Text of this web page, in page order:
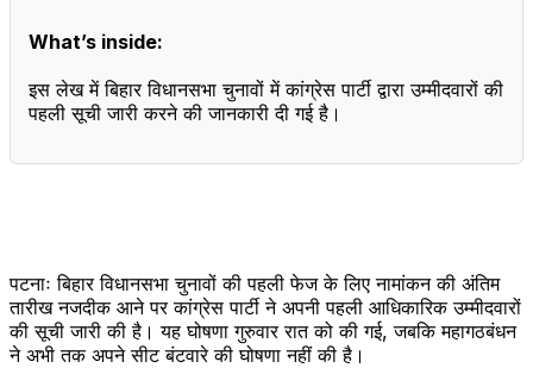
What’s inside:
इस लेख में बिहार विधानसभा चुनावों में कांग्रेस पार्टी द्वारा उम्मीदवारों की
पहली सूची जारी करने की जानकारी दी गई है।
पटनाः बिहार विधानसभा चुनावों की पहली फेज के लिए नामांकन की अंतिम
तारीख नजदीक आने पर कांग्रेस पार्टी ने अपनी पहली आधिकारिक उम्मीदवारों
की सूची जारी की है। यह घोषणा गुरुवार रात को की गई, जबकि महागठबंधन
ने अभी तक अपने सीट बंटवारे की घोषणा नहीं की है।